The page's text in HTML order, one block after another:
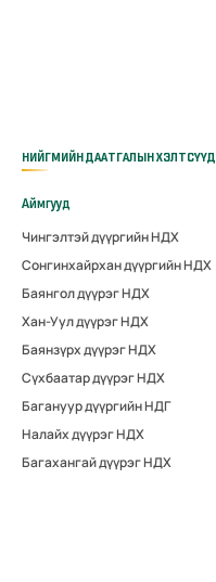
НИЙГМИЙН ДААТГАЛЫН ХЭЛТСҮҮД
Аймгууд
Чингэлтэй дүүргийн НДХ
Сонгинхайрхан дүүргийн НДХ
Баянгол дүүрэг НДХ
Хан-Уул дүүрэг НДХ
Баянзүрх дүүрэг НДХ
Сүхбаатар дүүрэг НДХ
Багануур дүүргийн НДГ
Налайх дүүрэг НДХ
Багахангай дүүрэг НДХ